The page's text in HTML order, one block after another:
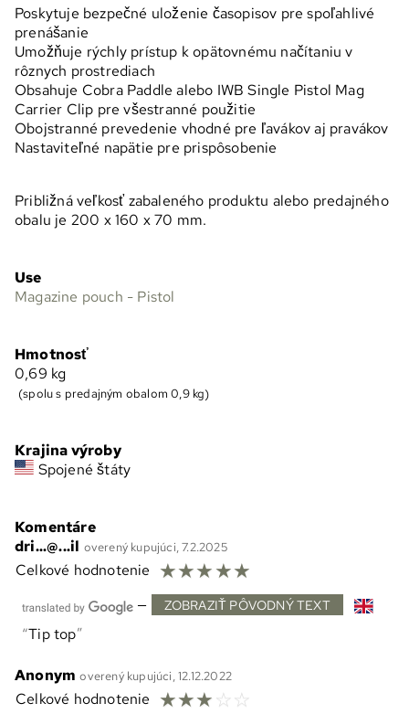
Poskytuje bezpečné uloženie časopisov pre spoľahlivé
prenášanie
Umožňuje rýchly prístup k opätovnému načítaniu v
rôznych prostrediach
Obsahuje Cobra Paddle alebo IWB Single Pistol Mag
Carrier Clip pre všestranné použitie
Obojstranné prevedenie vhodné pre ľavákov aj pravákov
Nastaviteľné napätie pre prispôsobenie
Približná veľkosť zabaleného produktu alebo predajného
obalu je 200 x 160 x 70 mm.
Use
Magazine pouch - Pistol
Hmotnosť
0,69 kg
(spolu s predajným obalom 0,9 kg)
Krajina výroby
Spojené štáty
Komentáre
dri...@...il overený kupujúci, 7.2.2025
Celkové hodnotenie ☆☆☆☆☆
— ZOBRAZIŤ PÔVODNÝ TEXT
Tip top
Anonym overený kupujúci, 12.12.2022
Celkové hodnotenie ☆☆☆☆ ☆